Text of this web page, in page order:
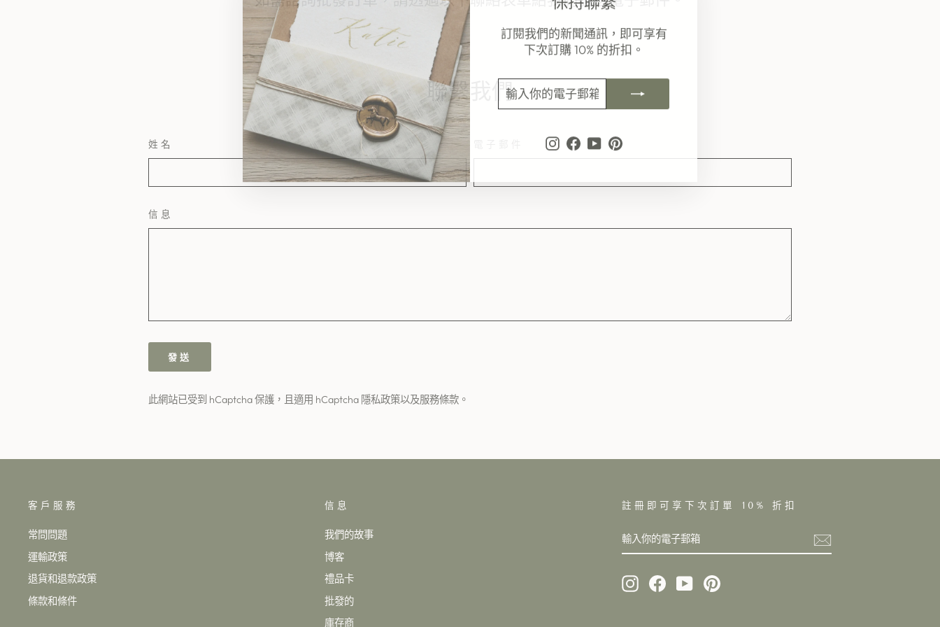
訂閱我們的新聞通訊，即可享有
下次訂購 10% 的折扣。
輸
入
你
郵
訂
閱
Instagram
Facebook
YouTubePinterest
聯繫我們
姓名
信息
發
發送
此網站已受到 hCaptcha 保護，且適用 hCaptcha 隱私政策以及服務條款 。
客戶服務
常問問題
運輸政策
退貨和退款政策
條款和條件
信息
我們的故事
博客
禮品卡
批發的
庫存商
註冊即可享下次訂單 10% 折扣
入
你
電
子
閱
InstagramFacebookYouTubePinterest